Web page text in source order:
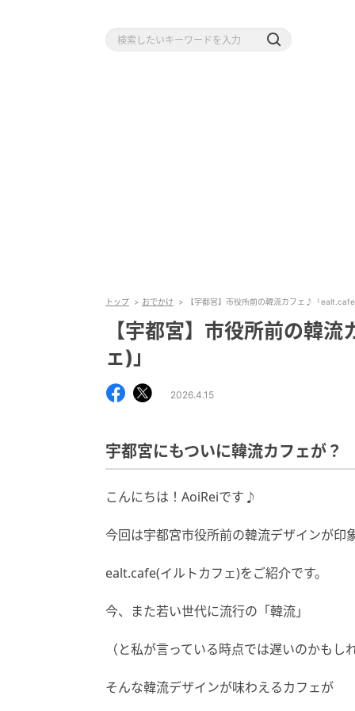
トップ おでかけ 【宇都宮】市役所前の韓流カフェ♪「
【宇都宮】市役所前の韓
ェ)」
2026.4.15
宇都宮にもついに韓流カフェが？
こんにちは！AoiReiです♪
今回は宇都宮市役所前の韓流デザインが印
ealt.cafe(イルトカフェ)をご紹介です。
今、また若い世代に流行の「韓流」
（と私が言っている時点では遅いのかもし
そんな韓流デザインが味わえるカフェが